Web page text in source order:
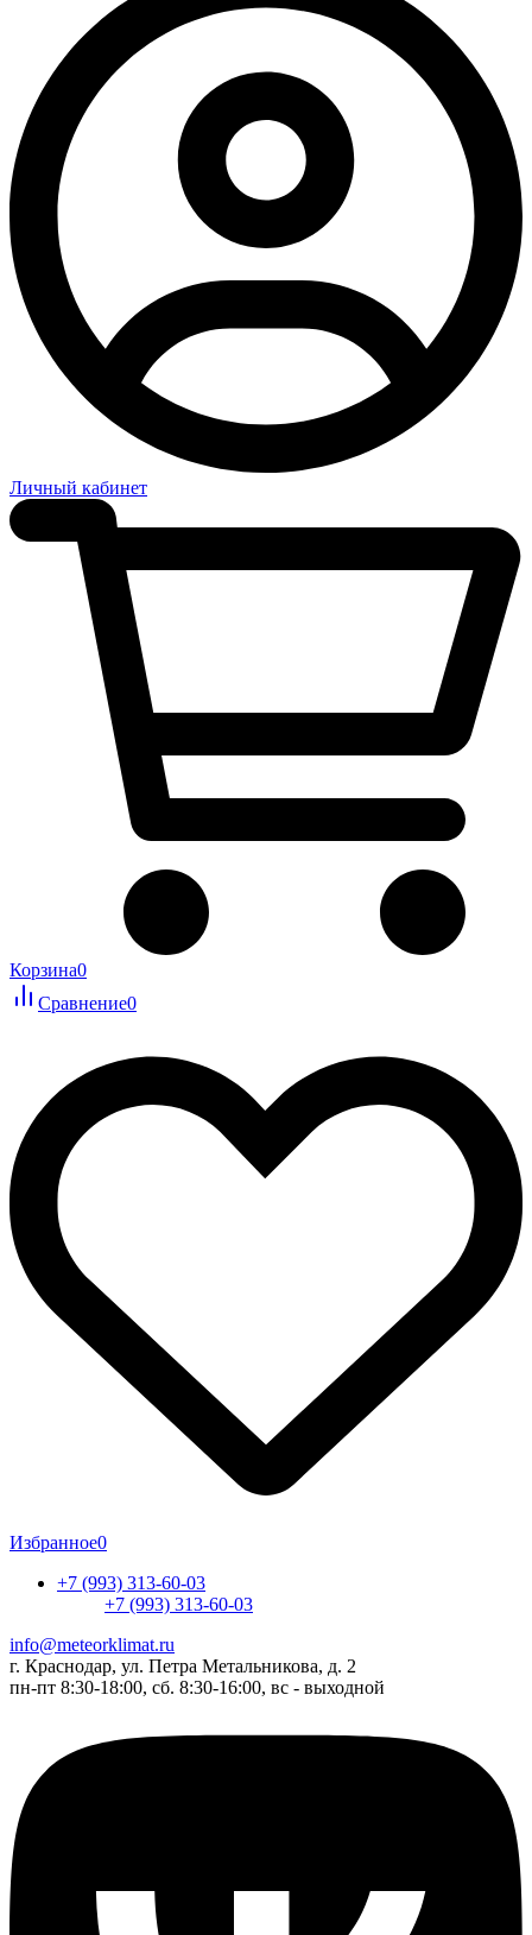
Личный кабинет
Корзина0
Сравнение0
Избранное0
+7 (993) 313-60-03
+7 (993) 313-60-03
info@meteorklimat.ru
г. Краснодар, ул. Петра Метальникова, д. 2
пн-пт 8:30-18:00, сб. 8:30-16:00, вс - выходной